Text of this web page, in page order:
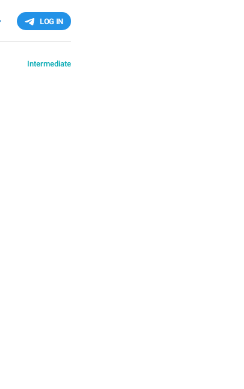
LOG IN
Intermediate